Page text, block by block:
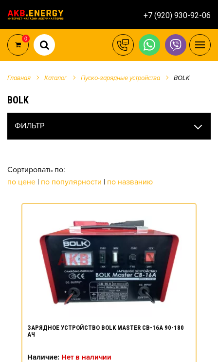
+7 (920) 930-92-06
0
Главная Каталог Пуско-зарядные устройства BOLK
BOLK
ФИЛЬТР
Сортировать по:
по цене | по популярности | по названию
ЗАРЯДНОЕ УСТРОЙСТВО BOLK MASTER CB-16A 90-180
АЧ
Наличие: Нет в наличии